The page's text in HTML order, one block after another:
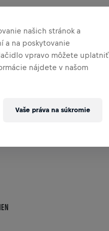
našich stránok a
a na poskytovanie
vpravo môžete uplatniť
nájdete v našom
Vaše práva na súkromie